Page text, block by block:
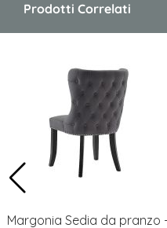
Prodotti Correlati
Margonia Sedia da pranzo